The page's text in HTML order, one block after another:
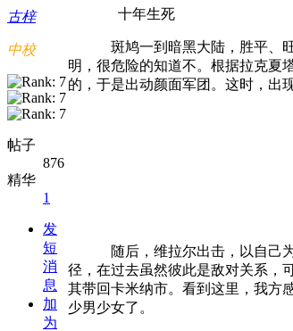
古梓
中校
帖子
876
精华
1
发
短
消
息
加
为
十年生死
斑鸠一到暗黑大陆，胜平、
明，很危险的知道不。根据拉克夏
的，于是出动颜面军团。这时，出
随后，维拉尔出击，以自己
径，在过去虽然彼此是敌对关系，
其带回卡米纳市。看到这里，我方
少男少女了。